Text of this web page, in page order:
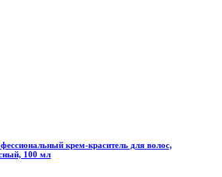
крем-краситель для волос,
100 мл